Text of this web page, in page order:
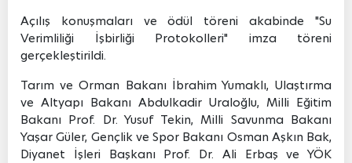
Açılış konuşmaları ve ödül töreni akabinde "Su
Verimliliği İşbirliği Protokolleri" imza töreni
gerçekleştirildi.
Tarım ve Orman Bakanı İbrahim Yumaklı, Ulaştırma
ve Altyapı Bakanı Abdulkadir Uraloğlu, Milli Eğitim
Bakanı Prof. Dr. Yusuf Tekin, Milli Savunma Bakanı
Yaşar Güler, Gençlik ve Spor Bakanı Osman Aşkın Bak,
Diyanet İşleri Başkanı Prof. Dr. Ali Erbaş ve YÖK